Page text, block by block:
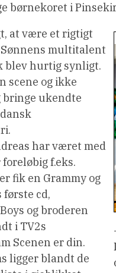
børnekoret i
at være et rigtigt
multitalent
blev hurtig synligt.
scene og ikke
bringe ukendte
har været med
f.eks.
fik en Grammy og
første cd,
og broderen
i TV2s
er din.
ligger blandt de